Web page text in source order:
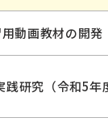
動画教材の開発
研究（令和5年